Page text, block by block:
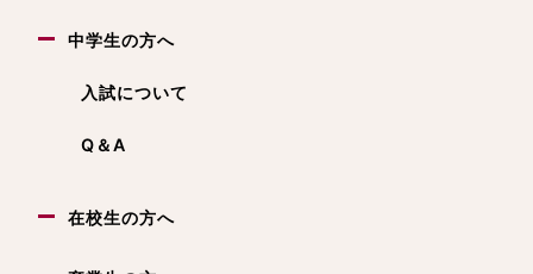
中学生の方へ
入試について
Q＆A
在校生の方へ